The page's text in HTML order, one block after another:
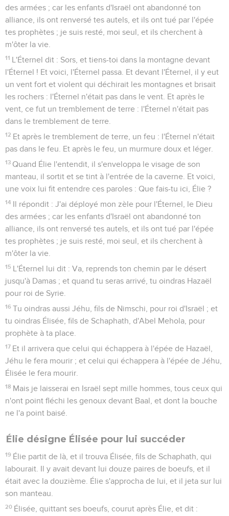
des armées ; car les enfants d'Israël ont abandonné ton
alliance, ils ont renversé tes autels, et ils ont tué par l'épée
tes prophètes ; je suis resté, moi seul, et ils cherchent à
m'ôter la vie.
11 L'Éternel dit : Sors, et tiens-toi dans la montagne devant
l'Éternel ! Et voici, l'Éternel passa. Et devant l'Éternel, il y eut
un vent fort et violent qui déchirait les montagnes et brisait
les rochers : l'Éternel n'était pas dans le vent. Et après le
vent, ce fut un tremblement de terre : l'Éternel n'était pas
dans le tremblement de terre.
12 Et après le tremblement de terre, un feu : l'Éternel n'était
pas dans le feu. Et après le feu, un murmure doux et léger.
13 Quand Élie l'entendit, il s'enveloppa le visage de son
manteau, il sortit et se tint à l'entrée de la caverne. Et voici,
une voix lui fit entendre ces paroles : Que fais-tu ici, Élie ?
14 Il répondit : J'ai déployé mon zèle pour l'Éternel, le Dieu
des armées ; car les enfants d'Israël ont abandonné ton
alliance, ils ont renversé tes autels, et ils ont tué par l'épée
tes prophètes ; je suis resté, moi seul, et ils cherchent à
m'ôter la vie.
15 L'Éternel lui dit : Va, reprends ton chemin par le désert
jusqu'à Damas ; et quand tu seras arrivé, tu oindras Hazaël
pour roi de Syrie.
16 Tu oindras aussi Jéhu, fils de Nimschi, pour roi d'Israël ; et
tu oindras Élisée, fils de Schaphath, d'Abel Mehola, pour
prophète à ta place.
17 Et il arrivera que celui qui échappera à l'épée de Hazaël,
Jéhu le fera mourir ; et celui qui échappera à l'épée de Jéhu,
Élisée le fera mourir.
18 Mais je laisserai en Israël sept mille hommes, tous ceux qui
n'ont point fléchi les genoux devant Baal, et dont la bouche
ne l'a point baisé.
Élie désigne Élisée pour lui succéder
19 Élie partit de là, et il trouva Élisée, fils de Schaphath, qui
labourait. Il y avait devant lui douze paires de boeufs, et il
était avec la douzième. Élie s'approcha de lui, et il jeta sur lui
son manteau.
20 Élisée, quittant ses boeufs, courut après Élie, et dit :